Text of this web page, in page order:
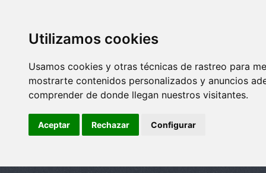
Utilizamos cookies
Usamos cookies y otras técnicas de rastreo para
mostrarte contenidos personalizados y anuncios
comprender de donde llegan nuestros visitantes.
Aceptar Rechazar Configurar